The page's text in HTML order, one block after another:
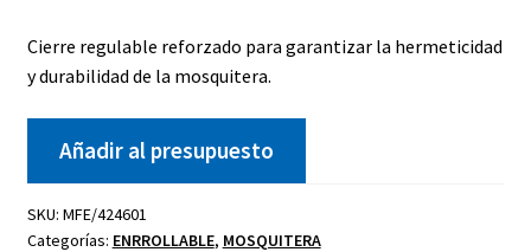
Cierre regulable reforzado para garantizar la hermeticidad
y durabilidad de la mosquitera.
Añadir al presupuesto
SKU: MFE/424601
Categorías: ENRROLLABLE, MOSQUITERA